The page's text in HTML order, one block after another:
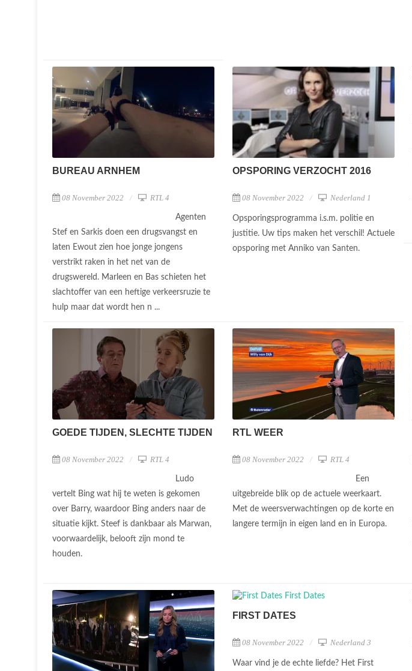
BUREAU ARNHEM
08 November 2022 RTL 4
Agenten
Stef en Sarkis doen een drugsvangst en
laten Ewout zien hoe jonge jongens
verstrikt raken in het net van de
drugswereld. Marleen en Bas schieten het
slachtoffer van een heftige verkeersruzie te
hulp maar dat wordt hen n ...
OPSPORING VERZOCHT 2016
08 November 2022 Nederland 1
Opsporingsprogramma i.s.m. politie en
justitie. Uw tips maken het verschil! Actuele
opsporing met Anniko van Santen.
GOEDE TIJDEN, SLECHTE TIJDEN
08 November 2022 RTL 4
Ludo
vertelt Bing wat hij te weten is gekomen
over Barry, waardoor Bing anders naar de
situatie kijkt. Steef is dankbaar als Marwan,
voorwaardelijk, belooft zijn mond te
houden.
RTL WEER
08 November 2022 RTL 4
Een
uitgebreide blik op de actuele weerkaart.
Met de weersverwachtingen op de korte en
langere termijn in eigen land en in Europa.
FIRST DATES
08 November 2022 Nederland 3
Waar vind je de echte liefde? Het First